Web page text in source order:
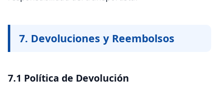
7. Devoluciones y Reembolsos
7.1 Política de Devolución